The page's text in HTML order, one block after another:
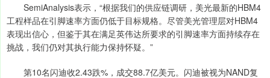
SemiAnalysis表示，“根据我们的供应链调研，美光最新的HBM4
工程样品在引脚速率方面仍低于目标规格。尽管美光管理层对HBM4
表现出信心，但鉴于其在满足英伟达所要求的引脚速率方面持续存在
挑战，我们仍对其执行能力保持怀疑。”
第10名闪迪收2.43跌%，成交88.7亿美元。闪迪被视为NAND复